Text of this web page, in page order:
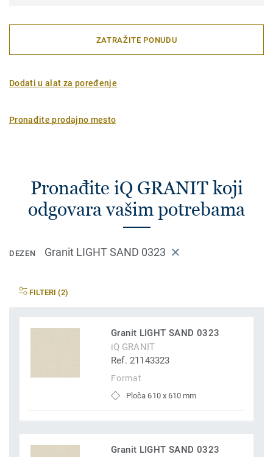
ZATRAŽITE PONUDU
Dodati u alat za poređenje
Pronađite prodajno mesto
Pronađite iQ GRANIT koji
odgovara vašim potrebama
DEZEN Granit LIGHT SAND 0323
FILTERI (2)
Granit LIGHT SAND 0323
iQ GRANIT
Ref. 21143323
Format
Ploča 610 x 610 mm
Granit LIGHT SAND 0323